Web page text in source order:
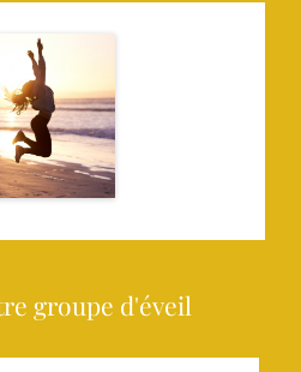
groupe d'éveil